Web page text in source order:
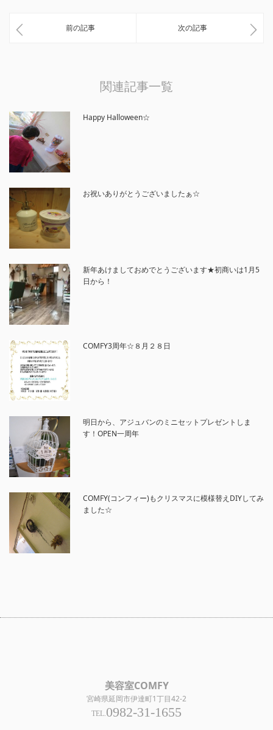
前の記事 次の記事
関連記事一覧
Happy Halloween☆
お祝いありがとうございましたぁ☆
新年あけましておめでとうございます★初商いは1月5
日から！
COMFY3周年☆８月２８日
明日から、アジュバンのミニセットプレゼントしま
す！OPEN一周年
COMFY(コンフィー)もクリスマスに模様替えDIYしてみ
ました☆
美容室COMFY
宮崎県延岡市伊達町1丁目42-2
TEL. 0982-31-1655